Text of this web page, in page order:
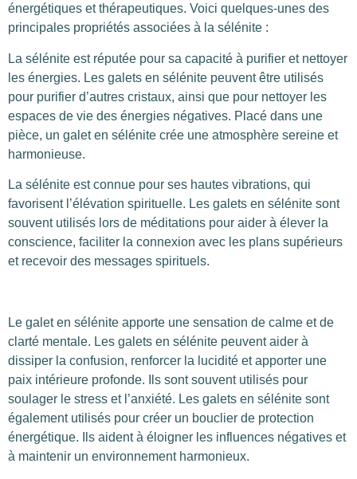
énergétiques et thérapeutiques. Voici quelques-unes des
principales propriétés associées à la sélénite :
La sélénite est réputée pour sa capacité à purifier et nettoyer
les énergies. Les galets en sélénite peuvent être utilisés
pour purifier d’autres cristaux, ainsi que pour nettoyer les
espaces de vie des énergies négatives. Placé dans une
pièce, un galet en sélénite crée une atmosphère sereine et
harmonieuse.
La sélénite est connue pour ses hautes vibrations, qui
favorisent l’élévation spirituelle. Les galets en sélénite sont
souvent utilisés lors de méditations pour aider à élever la
conscience, faciliter la connexion avec les plans supérieurs
et recevoir des messages spirituels.
Le galet en sélénite apporte une sensation de calme et de
clarté mentale. Les galets en sélénite peuvent aider à
dissiper la confusion, renforcer la lucidité et apporter une
paix intérieure profonde. Ils sont souvent utilisés pour
soulager le stress et l’anxiété. Les galets en sélénite sont
également utilisés pour créer un bouclier de protection
énergétique. Ils aident à éloigner les influences négatives et
à maintenir un environnement harmonieux.